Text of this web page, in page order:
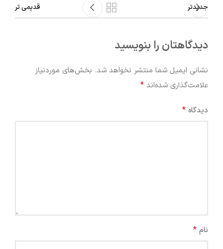
جدیدتر قدیمی تر
دیدگاهتان را بنویسید
نشانی ایمیل شما منتشر نخواهد شد. بخش‌های موردنیاز
علامت‌گذاری شده‌اند *
دیدگاه *
نام *